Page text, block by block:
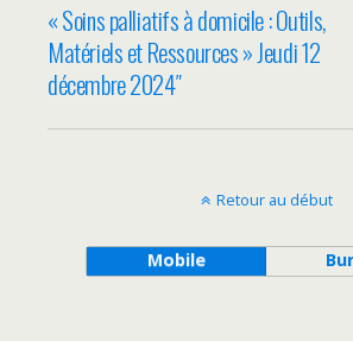
« Soins palliatifs à domicile : Outils,
Matériels et Ressources » Jeudi 12
décembre 2024″
Retour au début
Mobile